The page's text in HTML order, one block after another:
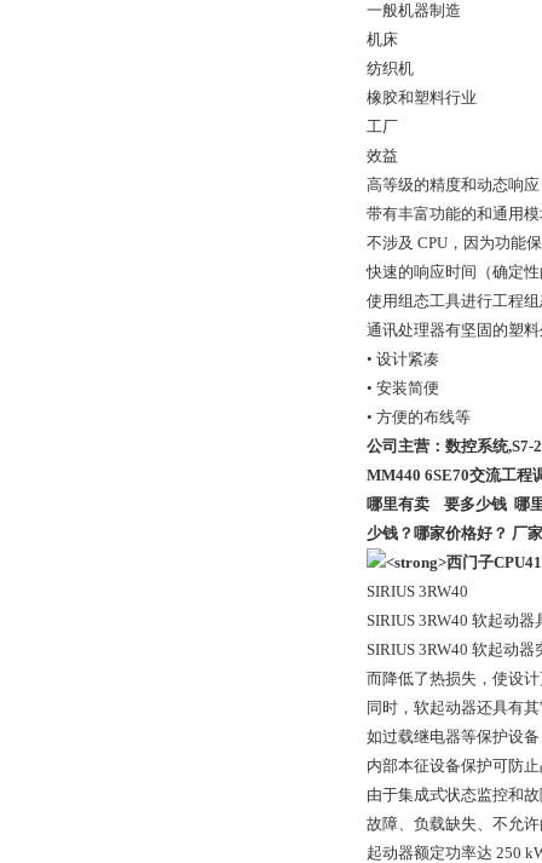
一般机器制造
机床
纺织机
橡胶和塑料行业
工厂
效益
高等级的精度和动态响应
带有丰富功能的和通用
不涉及 CPU，因为功能
快速的响应时间（确定
使用组态工具进行工程
通讯处理器有坚固的塑
• 设计紧凑
• 安装简便
• 方便的布线等
公司主营：数控系统,S7-
MM440 6SE70交流工程
哪里有卖 要多少钱 哪
少钱？哪家价格好？ 厂
SIRIUS 3RW40
SIRIUS 3RW40 软起动
SIRIUS 3RW40 软起动
而降低了热损失，使设
同时，软起动器还具有
如过载继电器等保护设
内部本征设备保护可防
由于集成式状态监控和
故障、负载缺失、不允
起动器额定功率达 250